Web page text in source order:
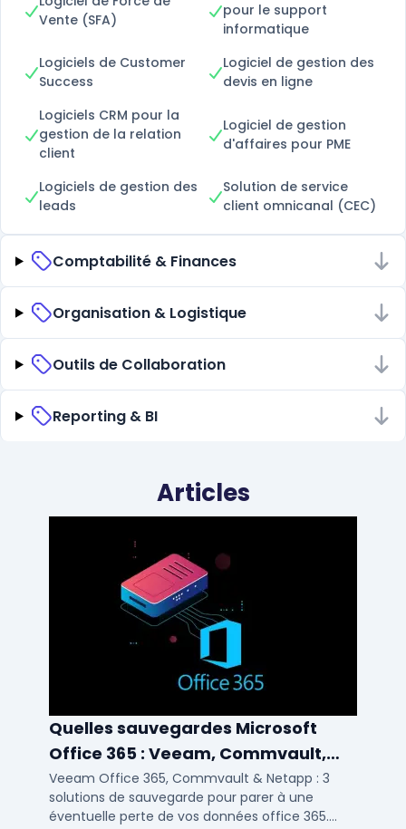
Vente (SFA)
pour le support
informatique
Logiciels de Customer
Success
Logiciel de gestion des
devis en ligne
Logiciels CRM pour la
gestion de la relation
client
Logiciel de gestion
d'affaires pour PME
Logiciels de gestion des
leads
Solution de service
client omnicanal (CEC)
Comptabilité & Finances
Organisation & Logistique
Outils de Collaboration
Reporting & BI
Articles
Quelles sauvegardes Microsoft
Office 365 : Veeam, Commvault,
Netapp
Veeam Office 365, Commvault & Netapp : 3
solutions de sauvegarde pour parer à une
éventuelle perte de vos données office 365.